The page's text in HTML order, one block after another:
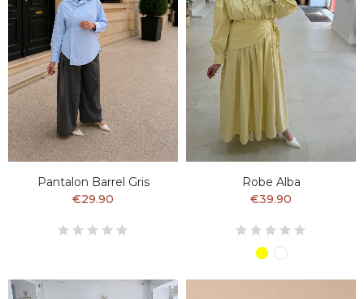
Pantalon Barrel Gris
€29.90
Robe Alba
€39.90